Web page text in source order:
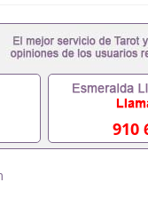
可以用吗551190476
入职事业单位/国
毕业证在国内能用吗,
以办学历认证吗,您是
门外551190476您是
业怎么办551190476
士毕业证551190476
么办理551190476国
理加拿大毕业证
910